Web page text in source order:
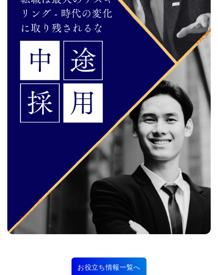
お役立ち情報一覧へ